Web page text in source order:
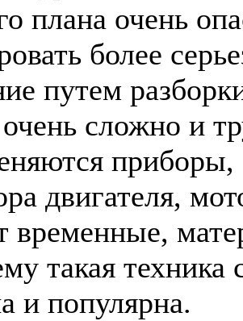
плана очень
более
путем
сложно и
приборы,
двигателя,
временные,
такая техника
и популярна.